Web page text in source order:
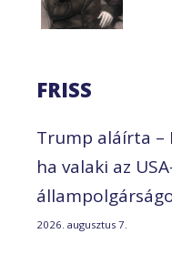
FRISS
Trump aláírta –
ha valaki az
2026. augusztus 7.